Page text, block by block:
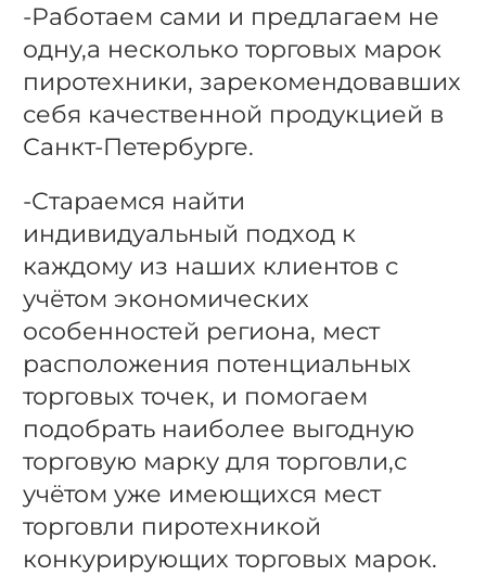
-Работаем сами и предлагаем не
одну,а несколько торговых марок
пиротехники, зарекомендовавших
себя качественной продукцией в
Санкт-Петербурге.
-Стараемся найти
индивидуальный подход к
каждому из наших клиентов с
учётом экономических
особенностей региона, мест
расположения потенциальных
торговых точек, и помогаем
подобрать наиболее выгодную
торговую марку для торговли,с
учётом уже имеющихся мест
торговли пиротехникой
конкурирующих торговых марок.